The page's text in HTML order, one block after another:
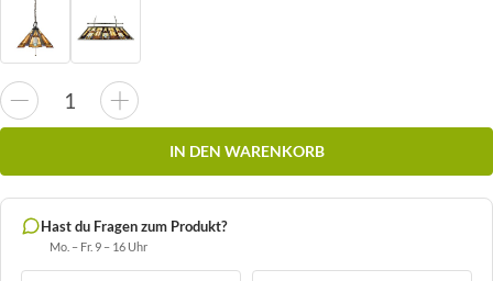
IN DEN WARENKORB
Hast du Fragen zum Produkt?
Mo. – Fr. 9 – 16 Uhr